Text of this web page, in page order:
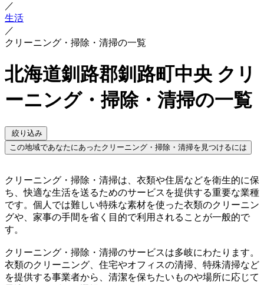
／
生活
／
クリーニング・掃除・清掃の一覧
北海道釧路郡釧路町中央 クリ
ーニング・掃除・清掃の一覧
絞り込み
この地域であなたにあったクリーニング・掃除・清掃を見つけるには
クリーニング・掃除・清掃は、衣類や住居などを衛生的に保
ち、快適な生活を送るためのサービスを提供する重要な業種
です。個人では難しい特殊な素材を使った衣類のクリーニン
グや、家事の手間を省く目的で利用されることが一般的で
す。
クリーニング・掃除・清掃のサービスは多岐にわたります。
衣類のクリーニング、住宅やオフィスの清掃、特殊清掃など
を提供する事業者から、清潔を保ちたいものや場所に応じて